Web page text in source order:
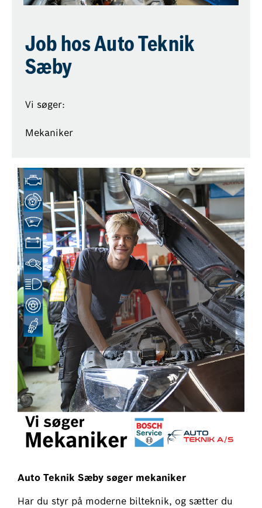
Job hos Auto Teknik
Sæby
Vi søger:
Mekaniker
Auto Teknik Sæby søger mekaniker
Har du styr på moderne bilteknik, og sætter du